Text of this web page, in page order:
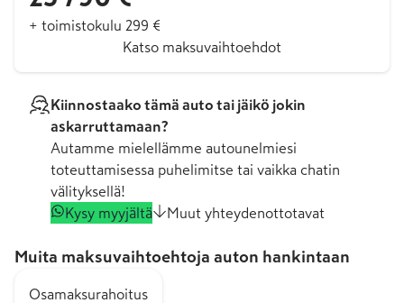
+ toimistokulu 299 €
Katso maksuvaihtoehdot
Kiinnostaako tämä auto tai jäikö jokin
askarruttamaan?
Autamme mielellämme autounelmiesi
toteuttamisessa puhelimitse tai vaikka chatin
välityksellä!
Kysy myyjältä
Muut yhteydenottotavat
Muita maksuvaihtoehtoja auton hankintaan
Osamaksurahoitus